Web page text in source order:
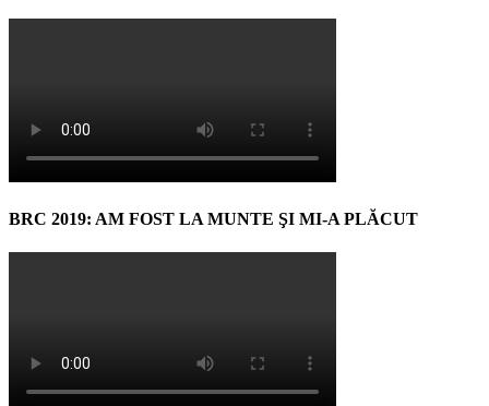
BRC 2019: AM FOST LA MUNTE ŞI MI-A PLĂCUT